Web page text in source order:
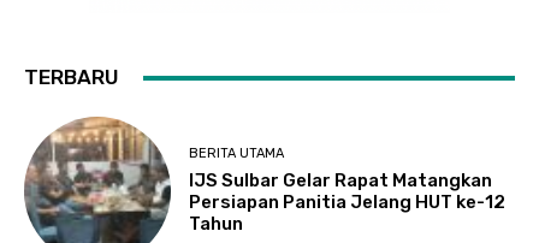
TERBARU
BERITA UTAMA
IJS Sulbar Gelar Rapat Matangkan
Persiapan Panitia Jelang HUT ke-12
Tahun